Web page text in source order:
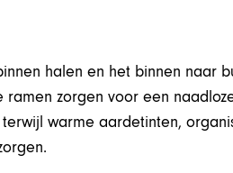
halen en het binnen naar
zorgen voor een
warme aardetinten,